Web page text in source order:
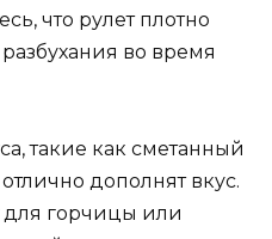
что рулет плотно
во время
такие как сметанный
дополнят вкус.
горчицы или